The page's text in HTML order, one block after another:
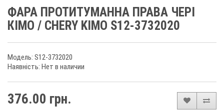
ФАРА ПРОТИТУМАННА ПРАВА ЧЕРІ
КІМО / CHERY KIMO S12-3732020
Модель: S12-3732020
Наявність: Нет в наличии
376.00 грн.